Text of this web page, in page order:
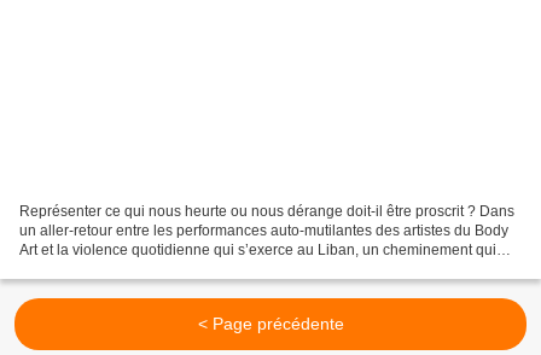
Représenter ce qui nous heurte ou nous dérange doit-il être proscrit ? Dans
un aller-retour entre les performances auto-mutilantes des artistes du Body
Art et la violence quotidienne qui s’exerce au Liban, un cheminement qui
< Page précédente